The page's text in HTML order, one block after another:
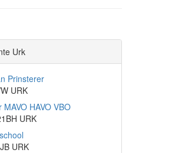
Urk
Prinsterer
URK
HAVO VBO
URK
URK